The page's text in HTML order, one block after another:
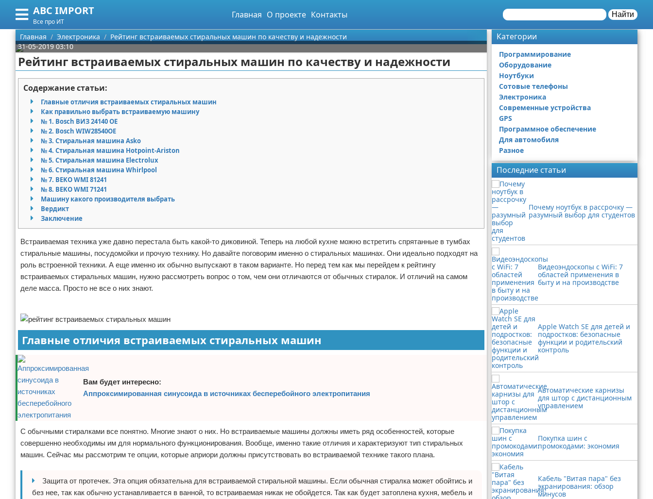
ABC IMPORT
Все про ИТ
Главная О проекте Контакты Найти
Меню
Главная
Категории
Программирование
Оборудование
Ноутбуки
Сотовые телефоны
Электроника
Современные устройства
Программное обеспечение
Для автомобиля
Разное
Поиск
О проекте
Контакты
Сотрудничество
Размещение рекламы
Для правообладателей
Условия предоставления информации
Отказ от ответственности
Главная Электроника
Рейтинг встраиваемых стиральных машин по качеству и надежности
31-05-2019 03:10
Рейтинг встраиваемых стиральных машин по качеству и надежности
Содержание статьи:
Главные отличия встраиваемых стиральных машин
Как правильно выбрать встраиваемую машину
№ 1. Bosch ВИЗ 24140 OE
№ 2. Bosch WIW28540OE
№ 3. Стиральная машина Asko
№ 4. Стиральная машина Hotpoint-Ariston
№ 5. Стиральная машина Electrolux
№ 6. Стиральная машина Whirlpool
№ 7. BEKO WMI 81241
№ 8. BEKO WMI 71241
Машину какого производителя выбрать
Вердикт
Заключение
Встраиваемая техника уже давно перестала быть какой-то диковиной. Теперь на любой кухне можно встретить спрятанные в тумбах
стиральные машины, посудомойки и прочую технику. Но давайте поговорим именно о стиральных машинах. Они идеально подходят на
роль встроенной техники. А еще именно их обычно выпускают в таком варианте. Но перед тем как мы перейдем к рейтингу
встраиваемых стиральных машин, нужно рассмотреть вопрос о том, чем они отличаются от обычных стиралок. И отличий на самом
деле масса. Просто не все о них знают.
Главные отличия встраиваемых стиральных машин
Вам будет интересно:
Аппроксимированная синусоида в источниках бесперебойного электропитания
С обычными стиралками все понятно. Многие знают о них. Но встраиваемые машины должны иметь ряд особенностей, которые
совершенно необходимы им для нормального функционирования. Вообще, именно такие отличия и характеризуют тип стиральных
машин. Сейчас мы рассмотрим те опции, которые априори должны присутствовать во встраиваемой технике такого плана.
Защита от протечек. Эта опция обязательна для встраиваемой стиральной машины. Если обычная стиралка может обойтись и
без нее, так как обычно устанавливается в ванной, то встраиваемая никак не обойдется. Так как будет затоплена кухня, мебель и
Категории
Программирование
Оборудование
Ноутбуки
Сотовые телефоны
Электроника
Современные устройства
GPS
Программное обеспечение
Для автомобиля
Разное
Последние статьи
Почему ноутбук в рассрочку —
разумный выбор для студентов
Видеоэндоскопы с WiFi: 7
областей применения в
быту и на производстве
Apple Watch SE для детей и
подростков: безопасные
функции и родительский
контроль
Автоматические карнизы
для штор с дистанционным
управлением
Покупка шин с
промокодами: экономия
Кабель "Витая пара" без
экранирования: обзор
минусов